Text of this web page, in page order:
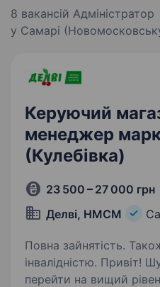
8 вакансій Адміністратор
у Самарі
Керуючий
менеджер
(Кулебівка)
23 500 – 27 000 грн
Делві, НМСМ
Повна зайнятість.
інвалідністю. Привіт! Шукаєш можливість
перейти на вищий